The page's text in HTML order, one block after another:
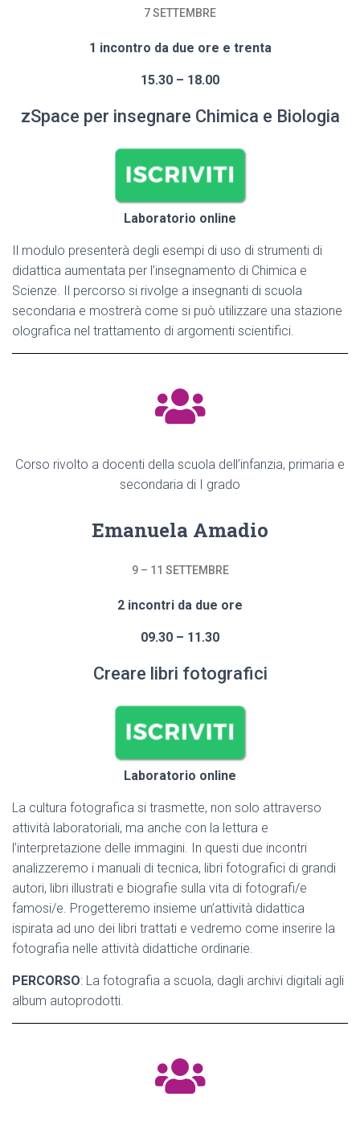
7 SETTEMBRE
1 incontro da due ore e trenta
15.30 – 18.00
zSpace per insegnare Chimica e Biologia
Laboratorio online
Il modulo presenterà degli esempi di uso di strumenti di
didattica aumentata per l’insegnamento di Chimica e
Scienze. Il percorso si rivolge a insegnanti di scuola
secondaria e mostrerà come si può utilizzare una stazione
olografica nel trattamento di argomenti scientifici.
Corso rivolto a docenti della scuola dell’infanzia, primaria e
secondaria di I grado
Emanuela Amadio
9 – 11 SETTEMBRE
2 incontri da due ore
09.30 – 11.30
Creare libri fotografici
Laboratorio online
La cultura fotografica si trasmette, non solo attraverso
attività laboratoriali, ma anche con la lettura e
l’interpretazione delle immagini. In questi due incontri
analizzeremo i manuali di tecnica, libri fotografici di grandi
autori, libri illustrati e biografie sulla vita di fotografi/e
famosi/e. Progetteremo insieme un’attività didattica
ispirata ad uno dei libri trattati e vedremo come inserire la
fotografia nelle attività didattiche ordinarie.
PERCORSO: La fotografia a scuola, dagli archivi digitali agli
album autoprodotti.